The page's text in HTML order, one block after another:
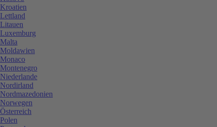
Kroatien
Lettland
Litauen
Luxemburg
Malta
Moldawien
Monaco
Montenegro
Niederlande
Nordirland
Nordmazedonien
Norwegen
Österreich
Polen